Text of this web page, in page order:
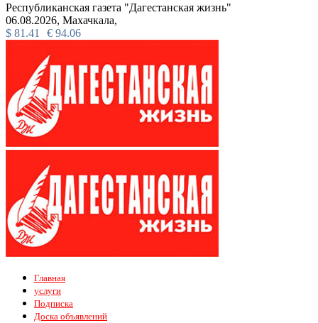
Республиканская газета "Дагестанская жизнь"
06.08.2026, Махачкала,
$ 81.41 € 94.06
Главная
услуги
Подписка
Доска объявлений